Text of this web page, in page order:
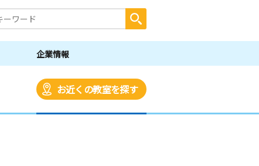
企業情報
お近くの教室を探す